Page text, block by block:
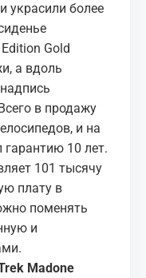
украсили более
Gold
а вдоль
в продажу
и на
10 лет.
101 тысячу
плату в
поменять
и
Madone